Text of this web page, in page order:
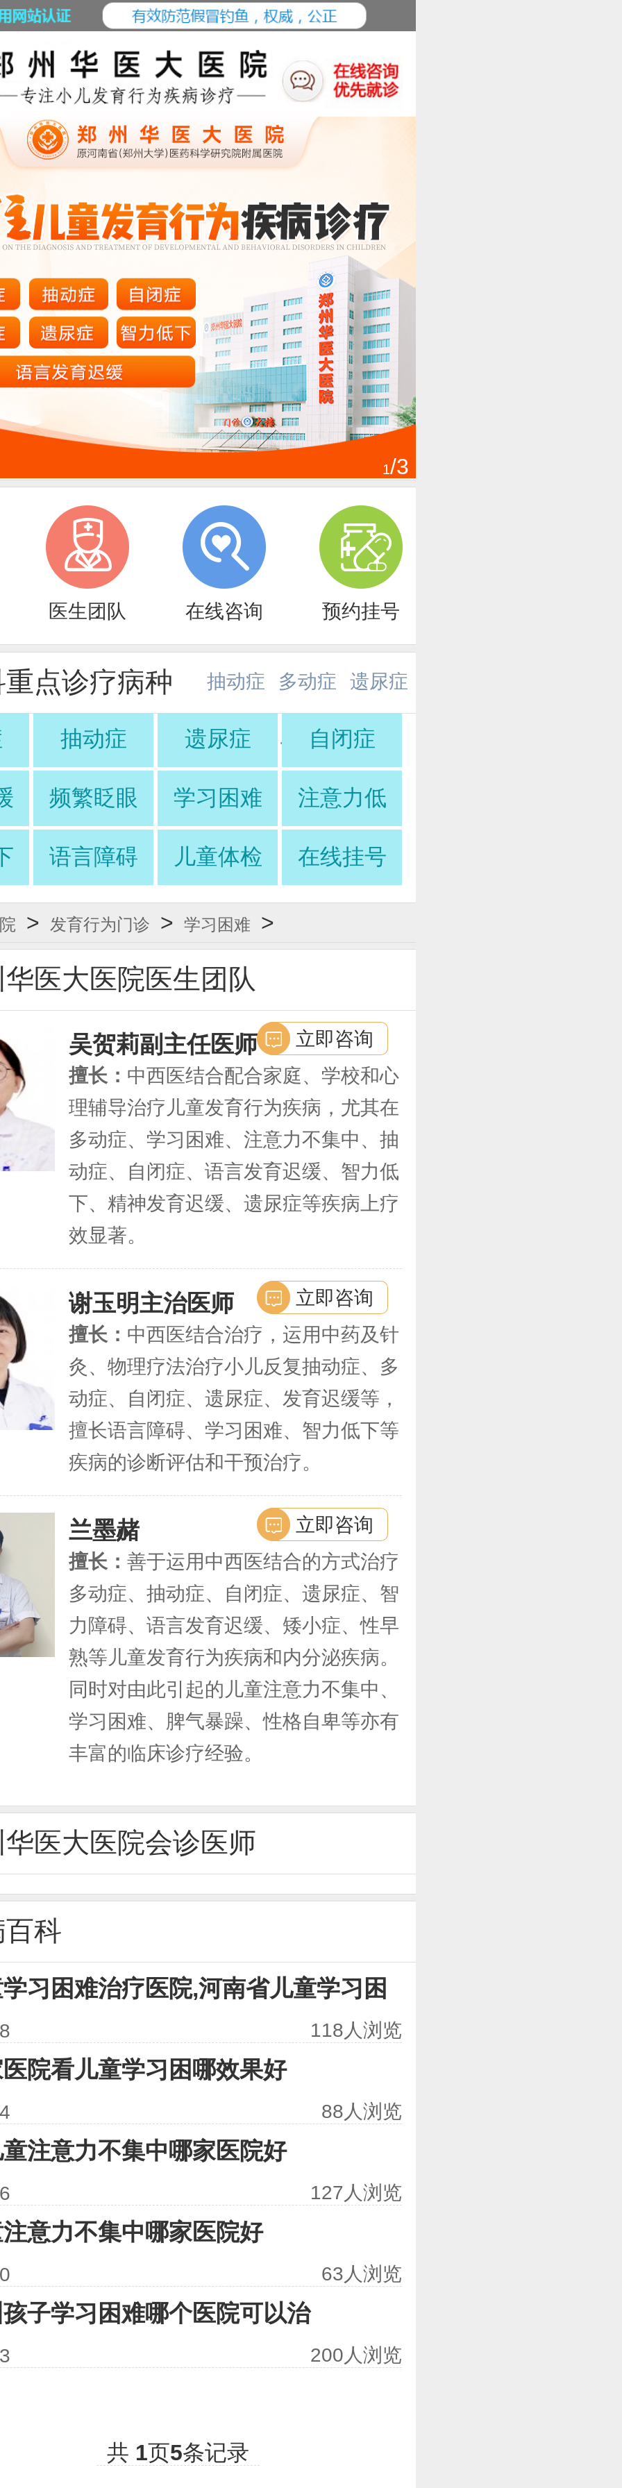
1/3
医生团队 在线咨询 预约挂号
点诊疗病种 抽动症
·
多动症
·
遗尿症
抽动症 遗尿症 自闭症
频繁眨眼 学习困难 注意力低
语言障碍 儿童体检 在线挂号
> 发育行为门诊 > 学习困难 >
医大医院医生团队
吴贺莉副主任医师
擅长： 中西医结合配合家庭、学校和心
理辅导治疗儿童发育行为疾病，尤其在
多动症、学习困难、注意力不集中、抽
动症、自闭症、语言发育迟缓、智力低
下、精神发育迟缓、遗尿症等疾病上疗
效显著。
立即咨询
谢玉明主治医师
擅长： 中西医结合治疗，运用中药及针
灸、物理疗法治疗小儿反复抽动症、多
动症、自闭症、遗尿症、发育迟缓等，
擅长语言障碍、学习困难、智力低下等
疾病的诊断评估和干预治疗。
立即咨询
兰墨赭
擅长： 善于运用中西医结合的方式治疗
多动症、抽动症、自闭症、遗尿症、智
力障碍、语言发育迟缓、矮小症、性早
熟等儿童发育行为疾病和内分泌疾病。
同时对由此引起的儿童注意力不集中、
学习困难、脾气暴躁、性格自卑等亦有
丰富的临床诊疗经验。
立即咨询
医大医院会诊医师
科
习困难治疗医院,河南省儿童学习困
118人浏览
院看儿童学习困哪效果好
88人浏览
注意力不集中哪家医院好
127人浏览
意力不集中哪家医院好
63人浏览
子学习困难哪个医院可以治
200人浏览
共 1页5条记录